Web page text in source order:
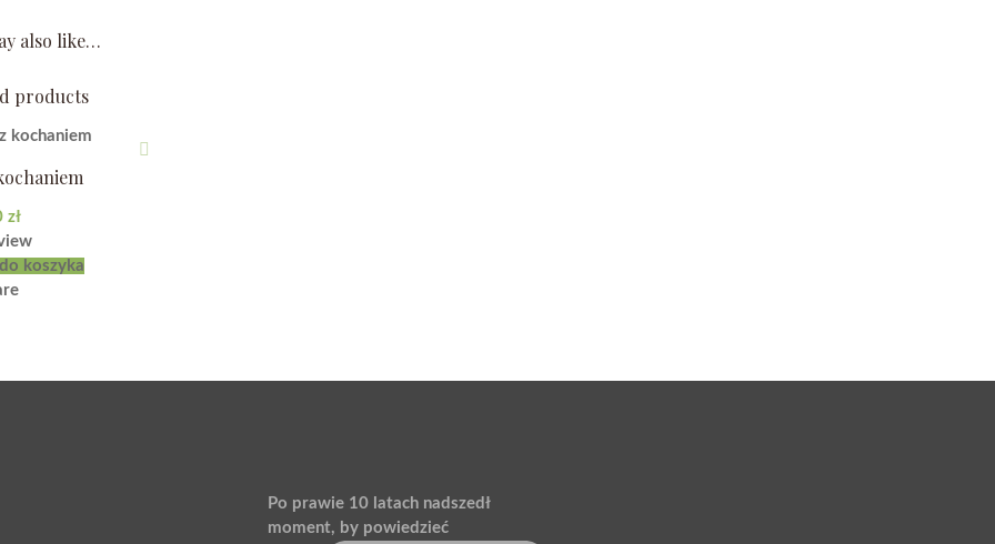
also like…
products
zł
koszyka
Po prawie 10 latach nadszedł
moment, by powiedzieć